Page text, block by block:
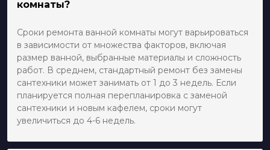
комнаты?
Сроки ремонта ванной комнаты могут варьироваться
в зависимости от множества факторов, включая
размер ванной, выбранные материалы и сложность
работ. В среднем, стандартный ремонт без замены
сантехники может занимать от 1 до 3 недель. Если
планируется полная перепланировка с заменой
сантехники и новым кафелем, сроки могут
увеличиться до 4-6 недель.